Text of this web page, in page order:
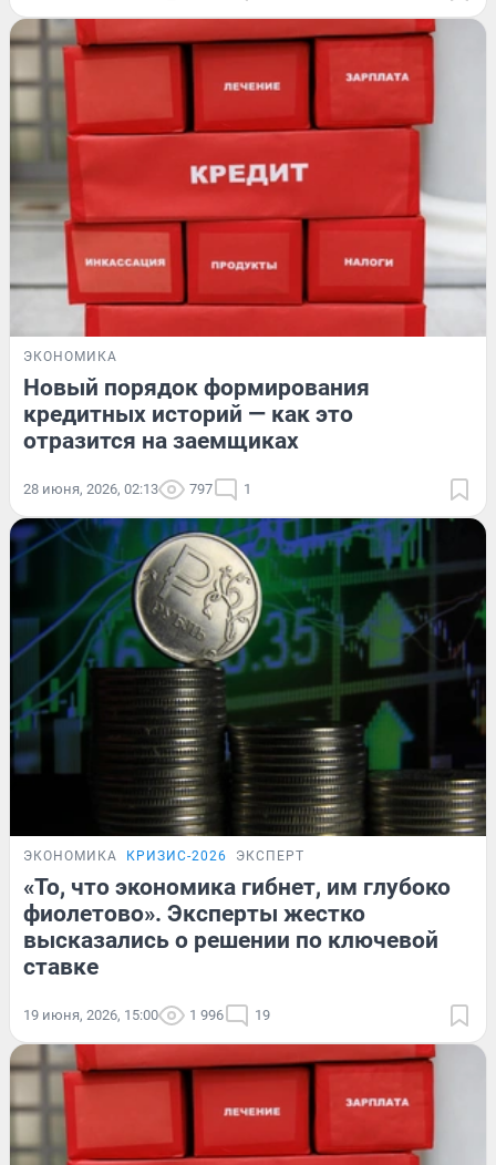
ЭКОНОМИКА
Новый порядок формирования
кредитных историй — как это
отразится на заемщиках
28 июня, 2026, 02:13 797 1
ЭКОНОМИКА КРИЗИС-2026 ЭКСПЕРТ
«То, что экономика гибнет, им глубоко
фиолетово». Эксперты жестко
высказались о решении по ключевой
ставке
19 июня, 2026, 15:00 1 996 19